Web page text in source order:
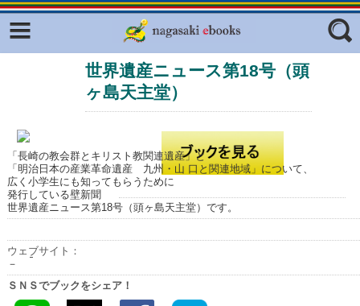
フリーワード
ジャンル
世界遺産ニュース第18号（頭
ヶ島天主堂）
「長崎の教会群とキリスト教関連遺産」と
「明治日本の産業革命遺産 九州・山 口と関連地域」について、
広く小学生にも知ってもらうために
発行している壁新聞
世界遺産ニュース第18号（頭ヶ島天主堂）です。
ウェブサイト：
－
ＳＮＳでブックをシェア！
Facebook
ふくいろキラリプロジェクト
東京観光デジタルパンフレットギャ
ラリー（TOKYO Brochures）
はじめてご利用される方へ
コンテンツ
広報誌ナビ
明治日本の産業革命遺産
長崎と天草地方の潜伏キリシタン
関連遺産